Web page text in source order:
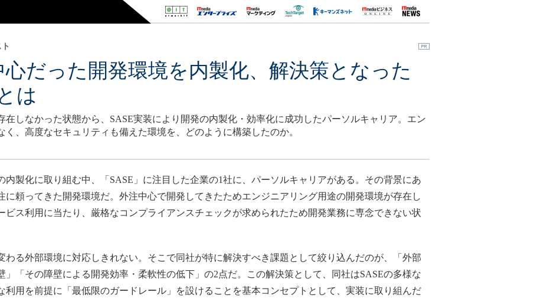
だった開発環境を内製化、解決策となった
は
在しなかった状態から、SASE実装により開発の内製化・効率化に成功したパーソルキャリア。エン
、高度なセキュリティも備えた環境を、どのように構築したのか。
製化に取り組む中、「SASE」に注目した企業の1社に、パーソルキャリアがある。その背景にあ
に頼ってきた開発環境だ。外注中心で開発してきたためエンジニアリング用途の開発環境が存在し
ビス利用に当たり、厳格なコンプライアンスチェックが求められたため開発業務に専念できない状
る外部環境に対応しきれない。そこで同社が特に解決すべき課題として絞り込んだのが、「外部
」「その障壁による開発効率・柔軟性の低下」の2点だ。この解決策として、同社はSASEの多様な
利用を前提に「最低限のガードレール」を設けることを基本コンセプトとして、実装に取り組んだ